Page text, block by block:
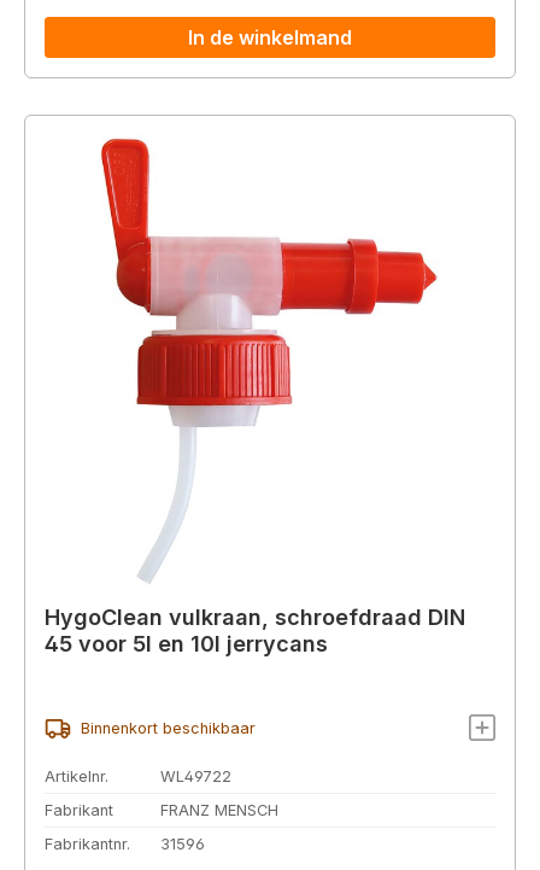
In de winkelmand
HygoClean vulkraan, schroefdraad DIN
45 voor 5l en 10l jerrycans
Binnenkort beschikbaar
Artikelnr.
WL49722
Fabrikant
FRANZ MENSCH
Fabrikantnr.
31596